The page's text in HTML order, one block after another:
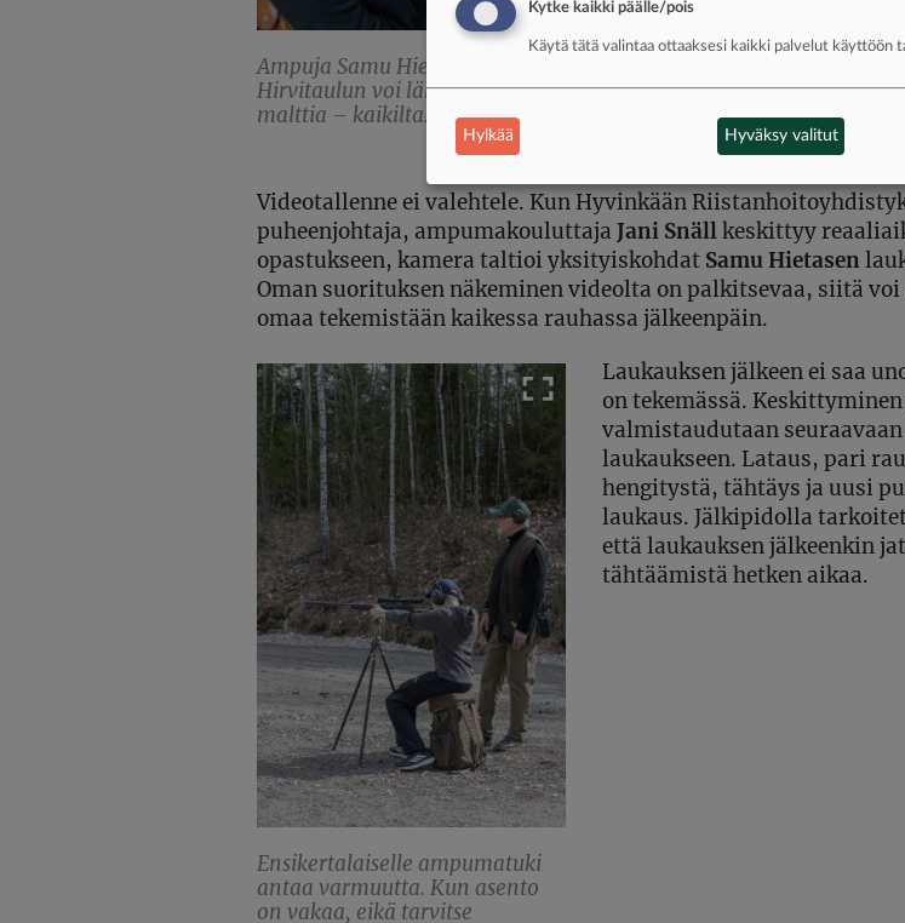
Ampuja Samu Hietanen valmiina. Ampumakouluttaja Jani Snäll
Hirvitaulun voi lähettää liikkeelle. Liikkuva maali vaatii tarkkaa
malttia – kaikilta.
Videotallenne ei valehtele. Kun Hyvinkään
puheenjohtaja, ampumakouluttaja Jani Snällkeskittyy
opastukseen, kamera taltioi yksityiskohdat Samu Hietasen
Oman suorituksen näkeminen videolta on palkitsevaa, siitä
omaa tekemistään kaikessa rauhassa jälkeenpäin.
Ensikertalaiselle ampumatuki
antaa varmuutta. Kun asento
on vakaa, eikä tarvitse
Laukauksen jälkeen ei saa
on tekemässä.
valmistaudutaan seuraavaan
laukaukseen. Lataus, pari
hengitystä, tähtäys ja uusi
laukaus. Jälkipidolla
että laukauksen jälkeenkin
tähtäämistä hetken aikaa.
Kytke kaikki päälle/pois
Käytä tätä valintaa ottaaksesi kaikki palvelut käyttöön
Hylkää Hyväksy valitut